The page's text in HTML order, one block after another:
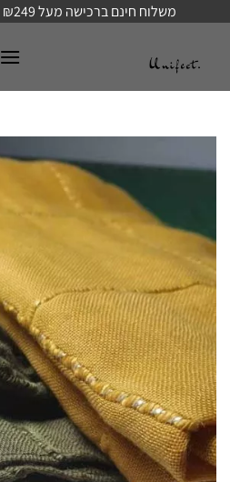
content
משלוח חינם ברכישה מעל ₪249 | מינימום הזמנה ₪100